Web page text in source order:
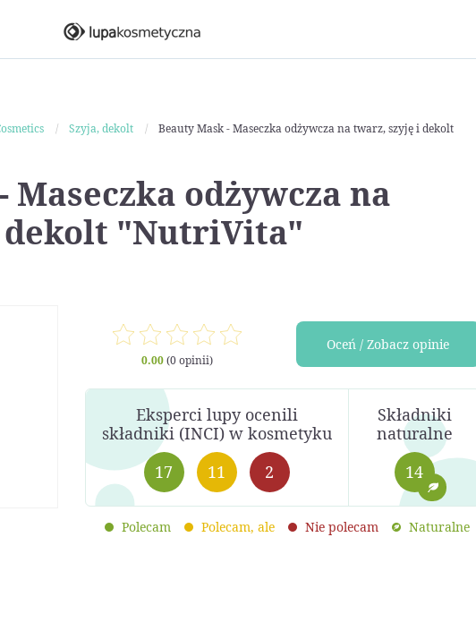
Szyja, dekolt
Beauty Mask - Maseczka odżywcza na twarz, szyję i dekolt
Maseczka odżywcza na
"NutriVita"
0.00(0 opinii)
Oceń / Zobacz opinie
Eksperci lupy ocenili
składniki (INCI) w kosmetyku
17
11 2
Składniki
naturalne
14
Polecam Polecam, ale Nie polecam Naturalne